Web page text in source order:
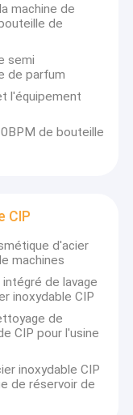
machine de
de
semi
de parfum
l'équipement
de bouteille
CIP
d'acier
machines
de lavage
inoxydable CIP
de
CIP pour l'usine
inoxydable CIP
de réservoir de
la norme
forte, les
uniques et
survie par de haute
le
Hydranautics, de
et de grue
de
de émulsification
des
d'eau traitant des
avons gagné la
produits de haute
vente parfait.
la nourriture, la
le lien, l'agent
La gestion
du produit.